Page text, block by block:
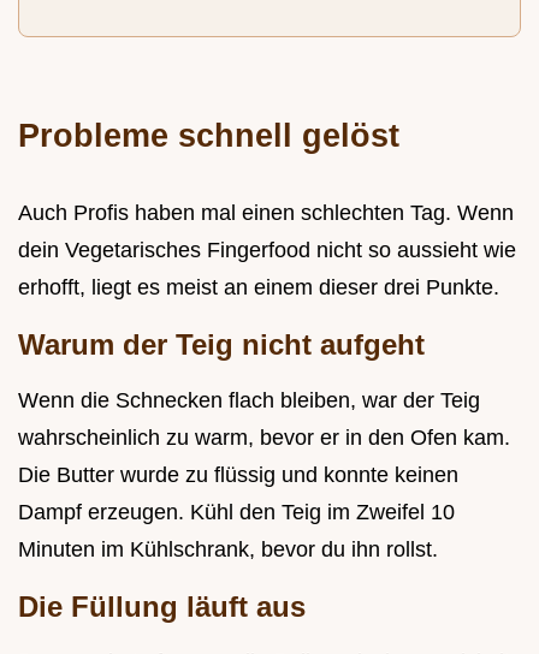
Probleme schnell gelöst
Auch Profis haben mal einen schlechten Tag. Wenn
dein Vegetarisches Fingerfood nicht so aussieht wie
erhofft, liegt es meist an einem dieser drei Punkte.
Warum der Teig nicht aufgeht
Wenn die Schnecken flach bleiben, war der Teig
wahrscheinlich zu warm, bevor er in den Ofen kam.
Die Butter wurde zu flüssig und konnte keinen
Dampf erzeugen. Kühl den Teig im Zweifel 10
Minuten im Kühlschrank, bevor du ihn rollst.
Die Füllung läuft aus